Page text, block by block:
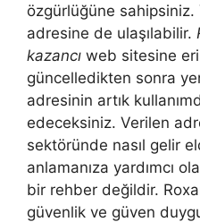
özgürlüğüne sahipsiniz.
adresine de ulaşılabilir.
kazancı web sitesine
güncelledikten sonra
adresinin artık
edeceksiniz. Verilen
sektöründe nasıl gelir
anlamanıza yardımcı
bir rehber değildir.
güvenlik ve güven